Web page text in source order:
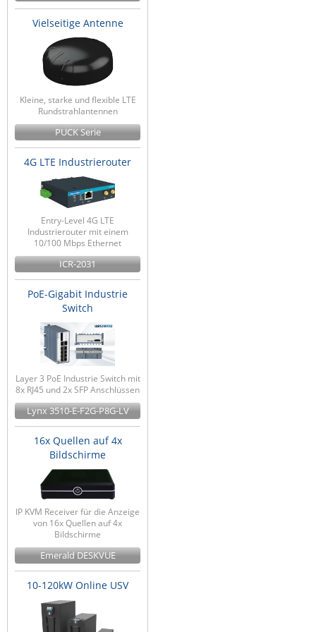
Vielseitige Antenne
Kleine, starke und flexible LTE
Rundstrahlantennen
PUCK Serie
4G LTE Industrierouter
Entry-Level 4G LTE
Industrierouter mit einem
10/100 Mbps Ethernet
ICR-2031
PoE-Gigabit Industrie
Switch
Layer 3 PoE Industrie Switch mit
8x RJ45 und 2x SFP Anschlüssen
Lynx 3510-E-F2G-P8G-LV
16x Quellen auf 4x
Bildschirme
IP KVM Receiver für die Anzeige
von 16x Quellen auf 4x
Bildschirme
Emerald DESKVUE
10-120kW Online USV